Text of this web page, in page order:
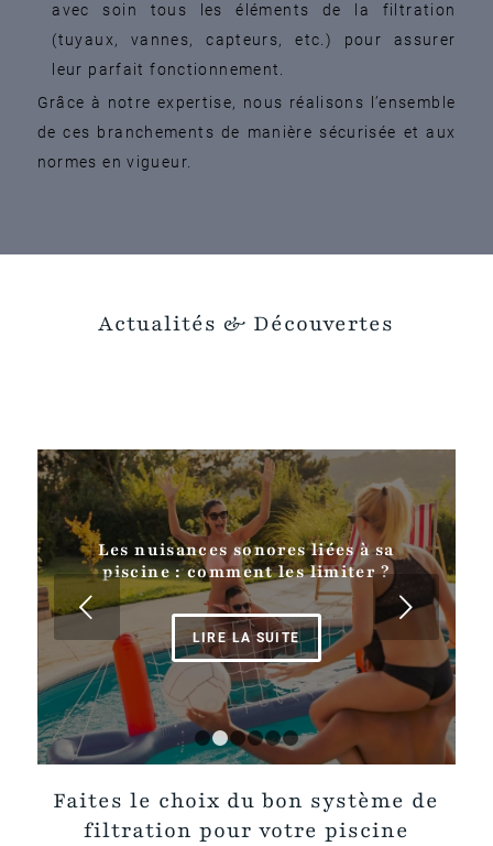
avec soin tous les éléments de la filtration
(tuyaux, vannes, capteurs, etc.) pour assurer
leur parfait fonctionnement.
Grâce à notre expertise, nous réalisons l’ensemble
de ces branchements de manière sécurisée et aux
normes en vigueur.
Actualités & Découvertes
Les nuisances sonores liées à sa
piscine : comment les limiter ?
LIRE LA SUITE
Suivant
3
Faites le choix du bon système de
filtration pour votre piscine